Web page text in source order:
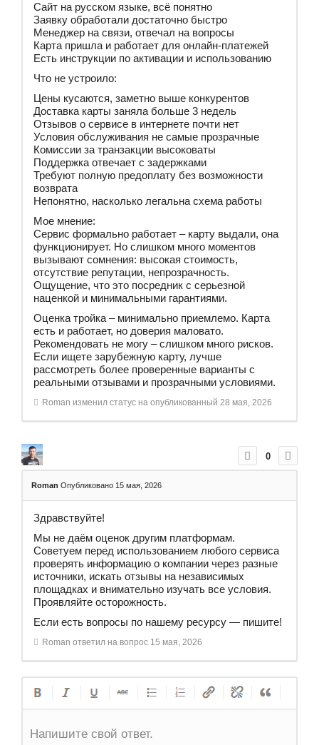
Сайт на русском языке, всё понятно
Заявку обработали достаточно быстро
Менеджер на связи, отвечал на вопросы
Карта пришла и работает для онлайн-платежей
Есть инструкции по активации и использованию
Что не устроило:
Цены кусаются, заметно выше конкурентов
Доставка карты заняла больше 3 недель
Отзывов о сервисе в интернете почти нет
Условия обслуживания не самые прозрачные
Комиссии за транзакции высоковаты
Поддержка отвечает с задержками
Требуют полную предоплату без возможности
возврата
Непонятно, насколько легальна схема работы
Мое мнение:
Сервис формально работает – карту выдали, она
функционирует. Но слишком много моментов
вызывают сомнения: высокая стоимость,
отсутствие репутации, непрозрачность.
Ощущение, что это посредник с серьезной
наценкой и минимальными гарантиями.
Оценка тройка – минимально приемлемо. Карта
есть и работает, но доверия маловато.
Рекомендовать не могу – слишком много рисков.
Если ищете зарубежную карту, лучше
рассмотреть более проверенные варианты с
реальными отзывами и прозрачными условиями.
Roman изменил статус на опубликованный 28 мая, 2026
0
Roman Опубликовано 15 мая, 2026
Здравствуйте!
Мы не даём оценок другим платформам.
Советуем перед использованием любого сервиса
проверять информацию о компании через разные
источники, искать отзывы на независимых
площадках и внимательно изучать все условия.
Проявляйте осторожность.
Если есть вопросы по нашему ресурсу — пишите!
Roman ответил на вопрос 15 мая, 2026
Напишите свой ответ.